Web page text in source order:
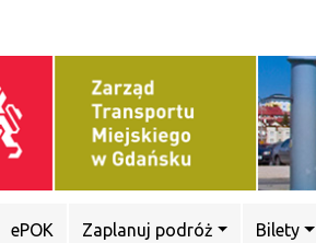
ePOK Zaplanuj podróż Bilety